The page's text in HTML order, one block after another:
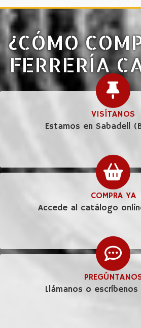
¿CÓMO
FERRERÍA
VISÍTANOS
Estamos en Sabadell
COMPRA YA
Accede al catálogo
Llámanos o